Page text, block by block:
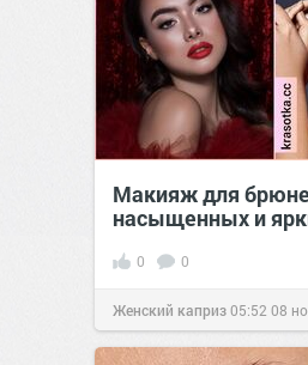
Макияж для
насыщенных и
0 0
Женский каприз05:52 08